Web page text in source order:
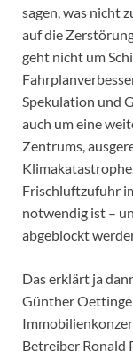
sagen, was nicht
auf die
geht nicht um
Spekulation und
auch um eine
Zentrums,
Frischluftzufuhr
notwendig ist –
abgeblockt
Das erklärt ja
Günther
Betreiber Ronald